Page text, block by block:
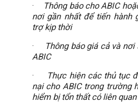
·
Thông báo cho ABIC
nơi gần nhất để tiến hành
trợ kịp thời
·
Thông báo giá cả và
ABIC
·
Thực hiện các thủ tục
nại cho ABIC trong trường
hiểm bị tổn thất có liên